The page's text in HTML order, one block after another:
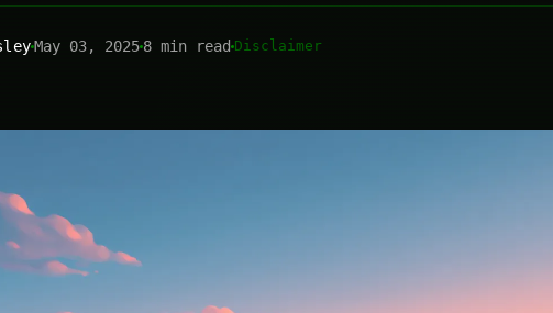
May 03, 20258 min read Disclaimer